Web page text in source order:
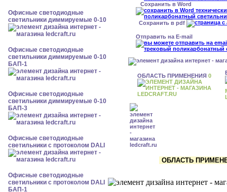
Офисные светодиодные
светильники диммируемые 0-10
Офисные светодиодные
светильники диммируемые 0-10
БАП-1
Офисные светодиодные
светильники диммируемые 0-10
БАП-3
Офисные светодиодные
светильники с протоколом DALI
Офисные светодиодные
светильники с протоколом DALI
БАП-1
Сохранить в Word
Сохранить в pdf
Отправить на E-mail
ОБЛАСТЬ ПРИМЕНЕНИЯ 0
ОБЛАСТЬ